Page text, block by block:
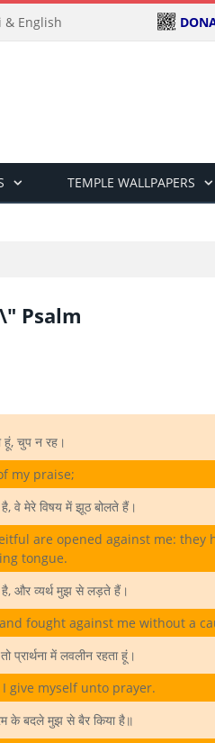
& English
TEMPLE WALLPAPERS
Psalm
हूं, चुप न रह।
my praise;
वे मेरे विषय में झूठ बोलते हैं।
are opened against me: they
tongue.
है, और व्यर्थ मुझ से लड़ते हैं।
fought against me without a
में लवलीन रहता हूं।
give myself unto prayer.
के बदले मुझ से बैर किया है॥